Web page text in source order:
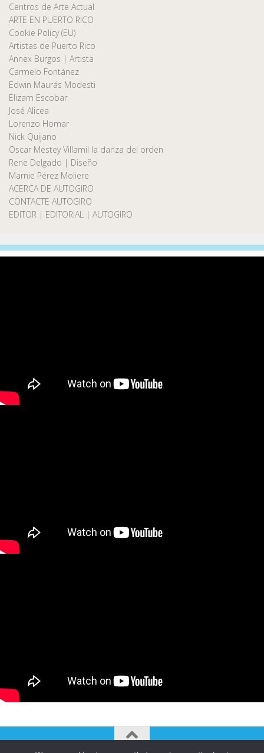
Centros de Arte Actual
ARTE EN PUERTO RICO
Cookie Policy (EU)
Artistas de Puerto Rico
Annex Burgos | Artista
Carmelo Fontánez
Edwin Maurás Modesti
Elizam Escobar
José Alicea
Lorenzo Homar
Nick Quijano
Oscar Mestey Villamil la danza del orden
Rene Delgado | Diseño
Marnie Pérez Moliere
ACERCA DE AUTOGIRO
CONTACTE AUTOGIRO
EDITOR | EDITORIAL | AUTOGIRO